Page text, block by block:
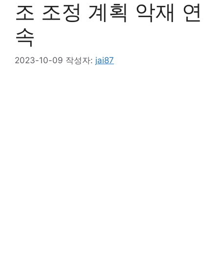
조 조정 계획 악재 연
속
2023-10-09 작성자: jai87